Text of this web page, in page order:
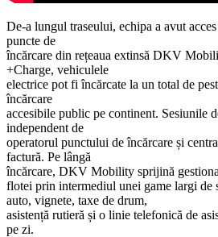
De-a lungul traseului, echipa a avut
puncte de
încărcare din rețeaua extinsă DKV
+Charge, vehiculele
electrice pot fi încărcate la un total de
încărcare
accesibile public pe continent. Sesiunile
independent de
operatorul punctului de încărcare și
factură. Pe lângă
încărcare, DKV Mobility sprijină
flotei prin intermediul unei game largi de
auto, vignete, taxe de drum,
asistență rutieră și o linie telefonică de
pe zi.